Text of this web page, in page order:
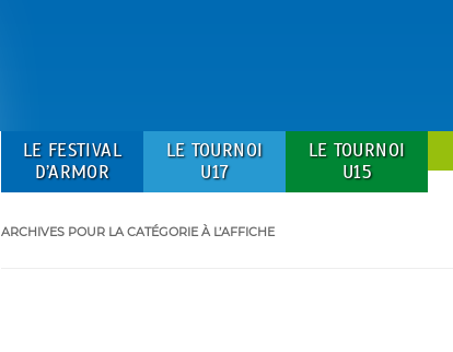
LE FESTIVAL
D’ARMOR
LE TOURNOI
U17
LE TOURNOI
U15
ARCHIVES POUR LA CATÉGORIE À L’AFFICHE